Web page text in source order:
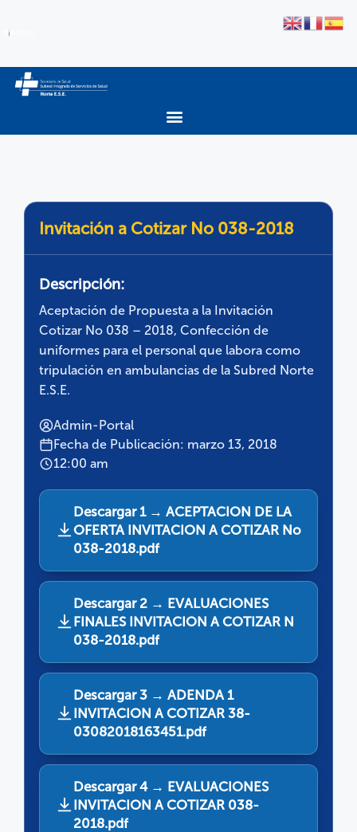
Invitación a Cotizar No 038-2018
Descripción:
Aceptación de Propuesta a la Invitación
Cotizar No 038 – 2018, Confección de
uniformes para el personal que labora como
tripulación en ambulancias de la Subred Norte
E.S.E.
Admin-Portal
Fecha de Publicación: marzo 13, 2018
12:00 am
Descargar 1 → ACEPTACION DE LA
OFERTA INVITACION A COTIZAR No
038-2018.pdf
Descargar 2 → EVALUACIONES
FINALES INVITACION A COTIZAR N
038-2018.pdf
Descargar 3 → ADENDA 1
INVITACION A COTIZAR 38-
03082018163451.pdf
Descargar 4 → EVALUACIONES
INVITACION A COTIZAR 038-
2018.pdf